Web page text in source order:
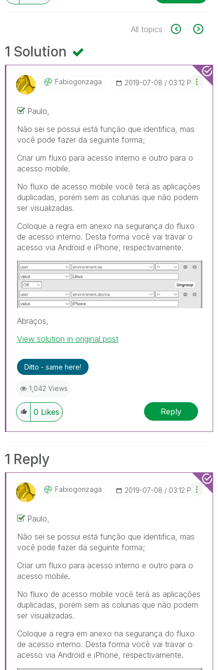
All topics
1 Solution
Fabiogonzaga ‎2019-07-08 03:12 PM
Paulo,
Não sei se possui está função que identifica, mas
você pode fazer da seguinte forma;
Criar um fluxo para acesso interno e outro para o
acesso mobile.
No fluxo de acesso mobile você terá as aplicações
duplicadas, porém sem as colunas que não podem
ser visualizadas.
Coloque a regra em anexo na segurança do fluxo
de acesso interno. Desta forma você vai travar o
acesso via Android e iPhone, respectivamente.
Abraços,
View solution in original post
Ditto - same here!
1,042 Views
0 Likes Reply
1 Reply
Fabiogonzaga ‎2019-07-08 03:12 PM
Paulo,
Não sei se possui está função que identifica, mas
você pode fazer da seguinte forma;
Criar um fluxo para acesso interno e outro para o
acesso mobile.
No fluxo de acesso mobile você terá as aplicações
duplicadas, porém sem as colunas que não podem
ser visualizadas.
Coloque a regra em anexo na segurança do fluxo
de acesso interno. Desta forma você vai travar o
acesso via Android e iPhone, respectivamente.